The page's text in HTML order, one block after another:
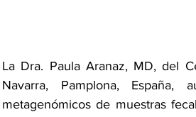
La Dra. Paula Aranaz, MD, del
Navarra, Pamplona,
metagenómicos de muestras